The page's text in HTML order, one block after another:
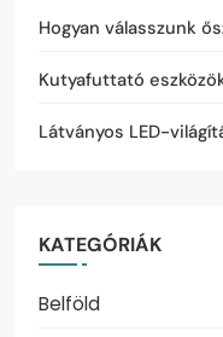
Hogyan válasszunk
Kutyafuttató
Látványos LED-
KATEGÓRIÁK
Belföld